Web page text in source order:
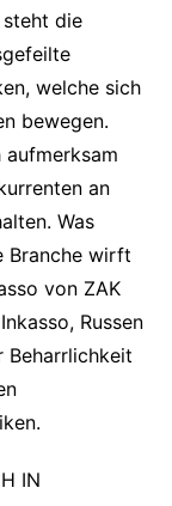
steht die
welche sich
bewegen.
an
Was
Branche wirft
von ZAK
Russen
Beharrlichkeit
IN